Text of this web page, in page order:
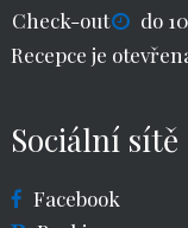
Check-out
do
Recepce je
Sociální sítě
Facebook